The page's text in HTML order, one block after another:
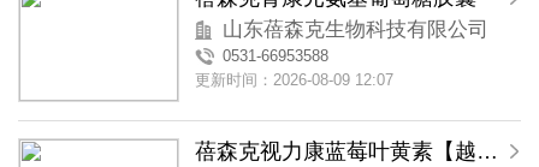
山东蓓森克生物科技有限公司
0531-66953588
更新时间：2026-08-09 12:07
蓓森克视力康蓝莓叶黄素【越橘叶黄素】软胶囊